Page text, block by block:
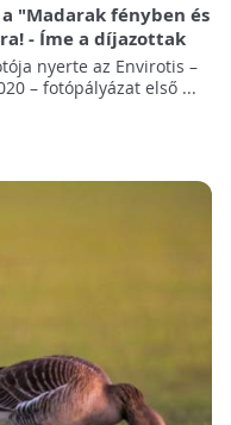
"Madarak fényben és
- Íme a díjazottak
nyerte az Envirotis –
– fotópályázat első ...